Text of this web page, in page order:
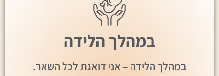
במהלך הלידה
במהלך הלידה – אני דואגת לכל השאר.